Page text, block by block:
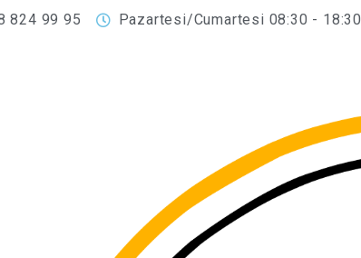
824 99 95 Pazartesi/Cumartesi 08:30 - 18:30